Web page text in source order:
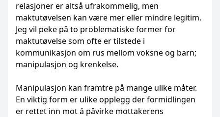
relasjoner er altså ufrakommelig, men
maktutøvelsen kan være mer eller mindre legitim.
Jeg vil peke på to problematiske former for
maktutøvelse som ofte er tilstede i
kommunikasjon om rus mellom voksne og barn;
manipulasjon og krenkelse.
Manipulasjon kan framtre på mange ulike måter.
En viktig form er ulike opplegg der formidlingen
er rettet inn mot å påvirke mottakerens